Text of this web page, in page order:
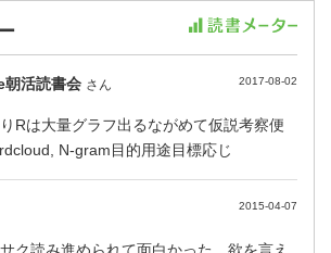
活読書会 さん 2017-08-02
Rは大量グラフ出るながめて仮説考察便
N-gram目的用途目標応じ
2015-04-07
ク読み進められて面白かった。欲を言え